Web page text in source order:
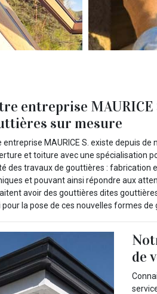
entreprise MAURICE
sur mesure
entreprise MAURICE S. existe depuis
et toiture avec une spécialisation
des travaux de gouttières : fabrication
et pouvant ainsi répondre aux
avoir des gouttières dites
pour la pose de ces nouvelles formes
de